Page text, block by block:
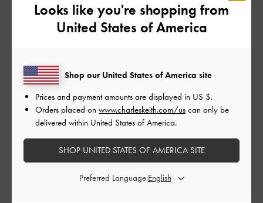
とてもよかった
よかった
もっと見る
このレビューは役に立ちましたか？
Looks like you're shopping from
United States of America
Shop our United States of America site
Prices and payment amounts are displayed in US $.
Orders placed on www.charleskeith.com/us can only be
delivered within United States of America.
SHOP UNITED STATES OF AMERICA SITE
Preferred Language: